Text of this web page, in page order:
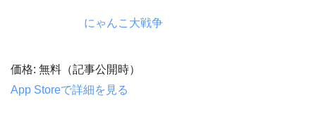
にゃんこ大戦争
価格: 無料（記事公開時）
App Storeで詳細を見る